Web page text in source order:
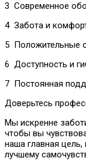
3 Современное
4 Забота и
5 Положительные
6 Доступность и
7 Постоянная
Доверьтесь
Мы искренне
чтобы вы
наша главная
лучшему